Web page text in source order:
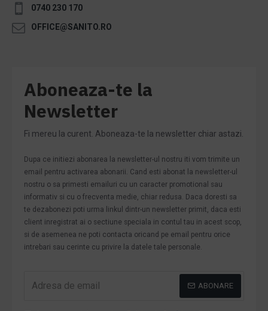
0740 230 170
OFFICE@SANITO.RO
Aboneaza-te la
Newsletter
Fi mereu la curent. Aboneaza-te la newsletter chiar astazi.
Dupa ce initiezi abonarea la newsletter-ul nostru iti vom trimite un
email pentru activarea abonarii. Cand esti abonat la newsletter-ul
nostru o sa primesti emailuri cu un caracter promotional sau
informativ si cu o frecventa medie, chiar redusa. Daca doresti sa
te dezabonezi poti urma linkul dintr-un newsletter primit, daca esti
client inregistrat ai o sectiune speciala in contul tau in acest scop,
si de asemenea ne poti contacta oricand pe email pentru orice
intrebari sau cerinte cu privire la datele tale personale.
ABONARE